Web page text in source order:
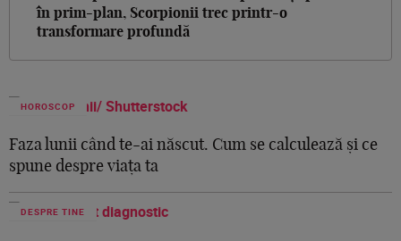
în prim-plan, Scorpionii trec printr-o
transformare profundă
HOROSCOP
Faza lunii când te-ai născut. Cum se calculează și ce
spune despre viața ta
DESPRE TINE